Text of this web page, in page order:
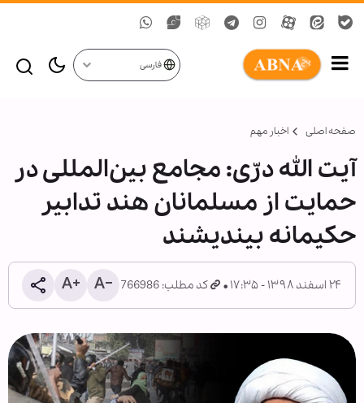
فارسی
صفحه اصلی اخبار مهم
آیت الله درّی: مجامع بین‌المللی در
حمایت از مسلمانان هند تدابیر
حکیمانه بیندیشند
۲۴ اسفند ۱۳۹۸ - ۱۷:۳۵ کد مطلب: 766986